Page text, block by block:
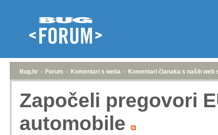
Bug.hr » Forum » Komentari s weba » Komentari članaka s naših web
Započeli pregovori
automobile